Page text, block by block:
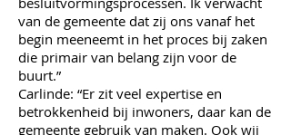
van de gemeente dat zij ons vanaf het
begin meeneemt in het proces bij zaken
die primair van belang zijn voor de
buurt.”
Carlinde: “Er zit veel expertise en
betrokkenheid bij inwoners, daar kan de
gemeente gebruik van maken. Ook wij